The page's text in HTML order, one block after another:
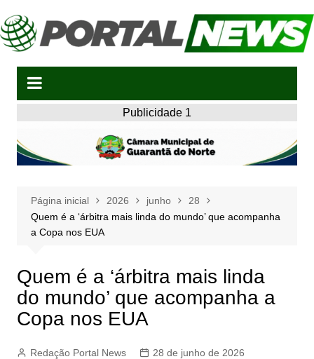
para
o
Publicidade 1
Página inicial 2026 junho
28
Quem é a ‘árbitra mais linda do mundo’ que acompanha
a Copa nos EUA
Quem é a ‘árbitra mais linda
do mundo’ que acompanha a
Copa nos EUA
Redação Portal News
28 de junho de 2026